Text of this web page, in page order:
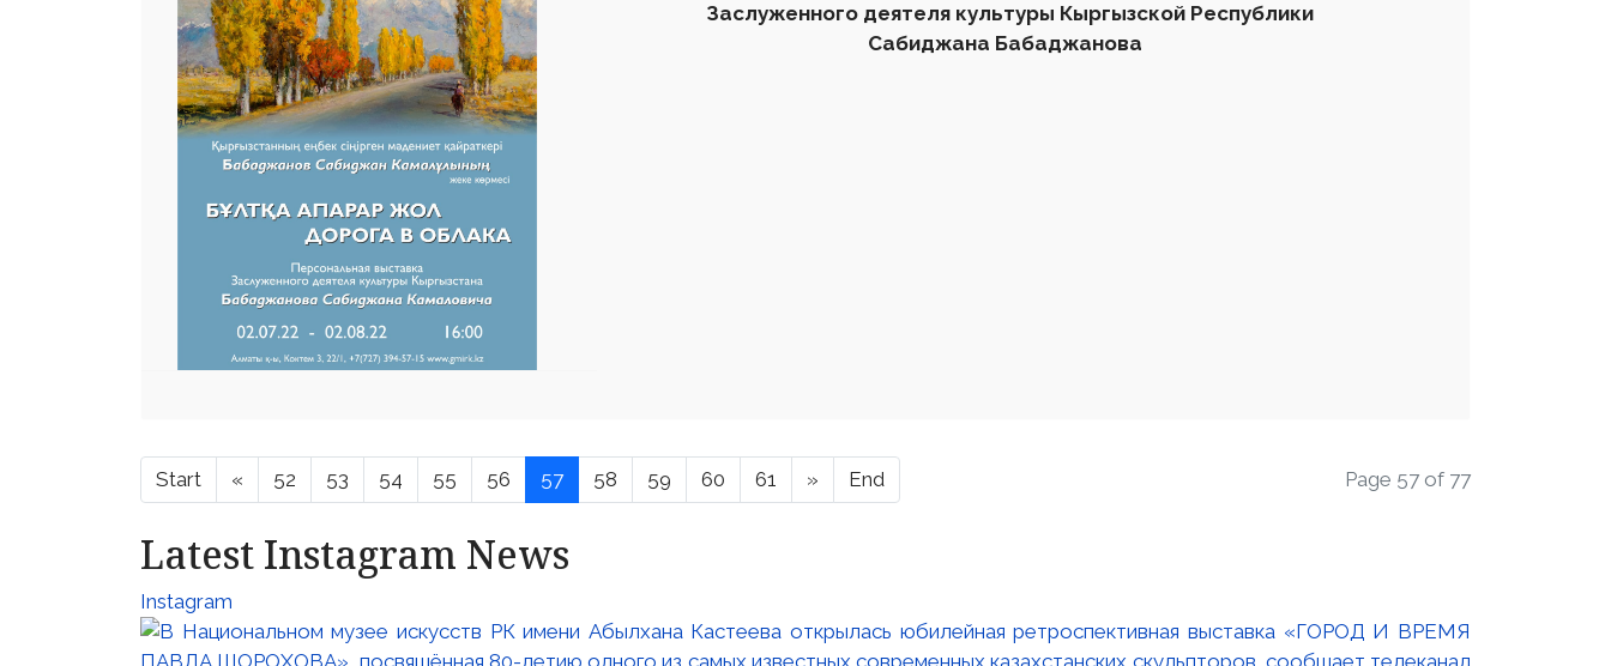
Заслуженного деятеля культуры Кыргызской Республики
Сабиджана Бабаджанова
Start « 52 53 54 55 56 57 58 59 60 61 » End Page 57 of 77
Latest Instagram News
Instagram